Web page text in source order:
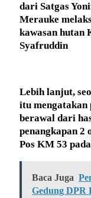
dari Satgas
Merauke
kawasan hutan
Syafruddin
Lebih lanjut,
itu mengatakan
berawal dari
penangkapan 2
Pos KM 53
Baca Juga
Gedung DPR